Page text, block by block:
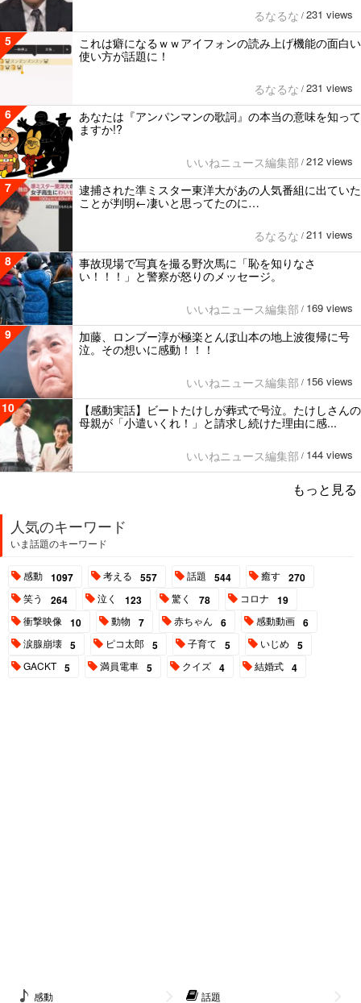
るなるな / 231 views
5
これは癖になるｗｗアイフォンの読み上げ機能の面白い
使い方が話題に！
るなるな / 231 views
6
あなたは『アンパンマンの歌詞』の本当の意味を知って
ますか!?
いいねニュース編集部 / 212 views
7
逮捕された準ミスター東洋大があの人気番組に出ていた
ことが判明←凄いと思ってたのに…
るなるな / 211 views
8
事故現場で写真を撮る野次馬に「恥を知りなさ
い！！！」と警察が怒りのメッセージ。
いいねニュース編集部 / 169 views
9
加藤、ロンブー淳が極楽とんぼ山本の地上波復帰に号
泣。その想いに感動！！！
いいねニュース編集部 / 156 views
10
【感動実話】ビートたけしが葬式で号泣。たけしさんの
母親が「小遣いくれ！」と請求し続けた理由に感...
いいねニュース編集部 / 144 views
もっと見る
人気のキーワード
いま話題のキーワード
感動 1097 考える 557 話題 544 癒す 270
笑う 264 泣く 123 驚く 78 コロナ 19
衝撃映像 10 動物 7 赤ちゃん 6 感動動画 6
涙腺崩壊 5 ピコ太郎 5 子育て 5 いじめ 5
GACKT 5 満員電車 5 クイズ 4 結婚式 4
感動 話題